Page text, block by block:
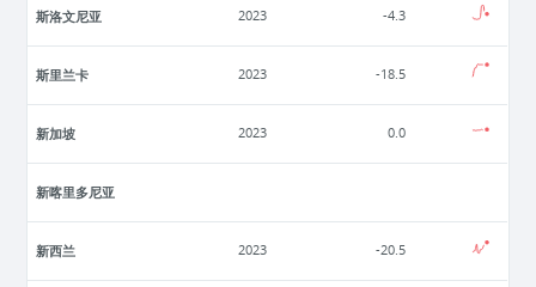
斯洛文尼亚 2023 -4.3
斯里兰卡 2023 -18.5
新加坡 2023 0.0
新喀里多尼亚
新西兰 2023 -20.5